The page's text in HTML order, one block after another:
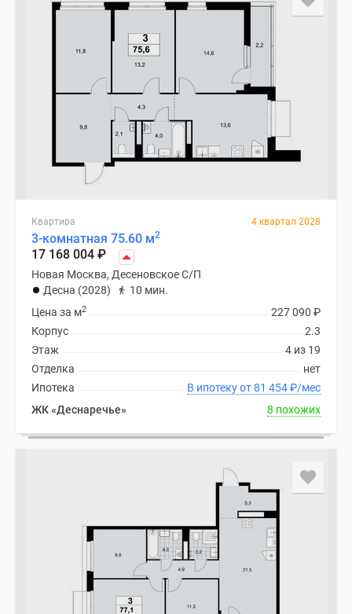
Квартира 4 квартал 2028
3-комнатная 75.60 м2
17 168 004 ₽
Новая Москва, Десеновское С/П
Десна (2028)
10 мин.
227 090 ₽
Цена за м2
2.3
Корпус
4 из 19
Этаж
нет
Отделка
В ипотеку от 81 454₽/мес
Ипотека
ЖК «Деснаречье»
8 похожих